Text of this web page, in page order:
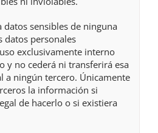
datos sensibles de ninguna
datos personales
exclusivamente interno
y no cederá ni transferirá esa
a ningún tercero. Únicamente
la información si
de hacerlo o si existiera